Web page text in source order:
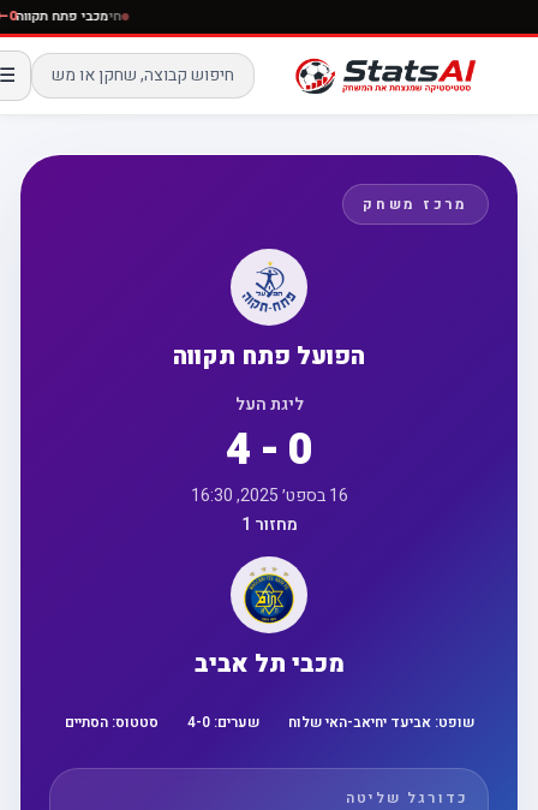
חימכבי פתח
☰
מרכז משחק
הפועל פתח תקווה
ליגת העל
4 - 0
16 בספט׳ 2025, 16:30
מחזור 1
מכבי תל אביב
שופט:אביעד יחיאב-האי שלוח שערים: 4 -0 סטטוס:הסתיים
כדורגל שליטה